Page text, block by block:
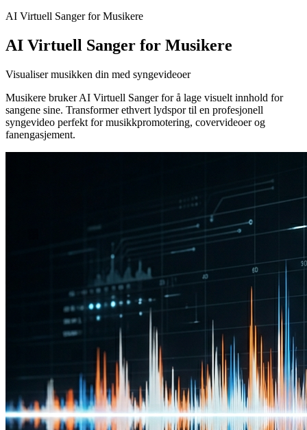
AI Virtuell Sanger for Musikere
AI Virtuell Sanger for Musikere
Visualiser musikken din med syngevideoer
Musikere bruker AI Virtuell Sanger for å lage visuelt innhold for
sangene sine. Transformer ethvert lydspor til en profesjonell
syngevideo perfekt for musikkpromotering, covervideoer og
fanengasjement.